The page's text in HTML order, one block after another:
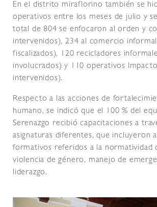
En el distrito miraflorino también se
operativos entre los meses de julio y
total de 804 se enfocaron al orden y
intervenidos), 234 al comercio
fiscalizados), 120 recicladores
involucrados) y 110 operativos
intervenidos).
Respecto a las acciones de
humano, se indicó que el 100 % del
Serenazgo recibió capacitaciones a
asignaturas diferentes, que incluyeron
formativos referidos a la normatividad
violencia de género, manejo de
liderazgo.